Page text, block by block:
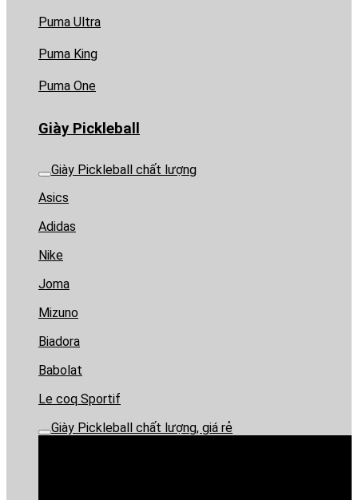
Puma Ultra
Puma King
Puma One
Giày Pickleball
Giày Pickleball chất lượng
Asics
Adidas
Nike
Joma
Mizuno
Biadora
Babolat
Le coq Sportif
Giày Pickleball chất lượng, giá rẻ